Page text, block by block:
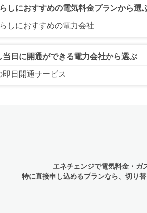
しにおすすめの電気料金プランから選
しにおすすめの電力会社
当日に開通ができる電力会社から選ぶ
即日開通サービス
エネチェンジで電気料金・ガ
特に直接申し込めるプランなら、切り